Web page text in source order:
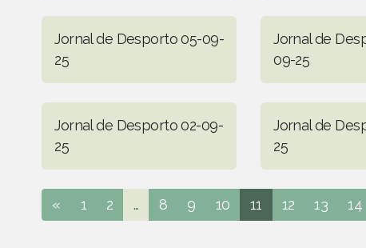
Jornal de Desporto 05-09-
25
Jornal de
09-25
Jornal de Desporto 02-09-
25
Jornal de
25
« 1 2 ... 8 9 10 11 12 13 14